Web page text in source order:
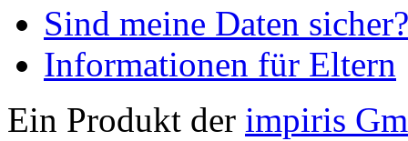
Sind meine Daten sicher?
Informationen für Eltern
Ein Produkt der impiris